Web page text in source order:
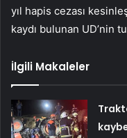
yıl hapis cezası
kaydı bulunan UD’nin
İlgili Makaleler